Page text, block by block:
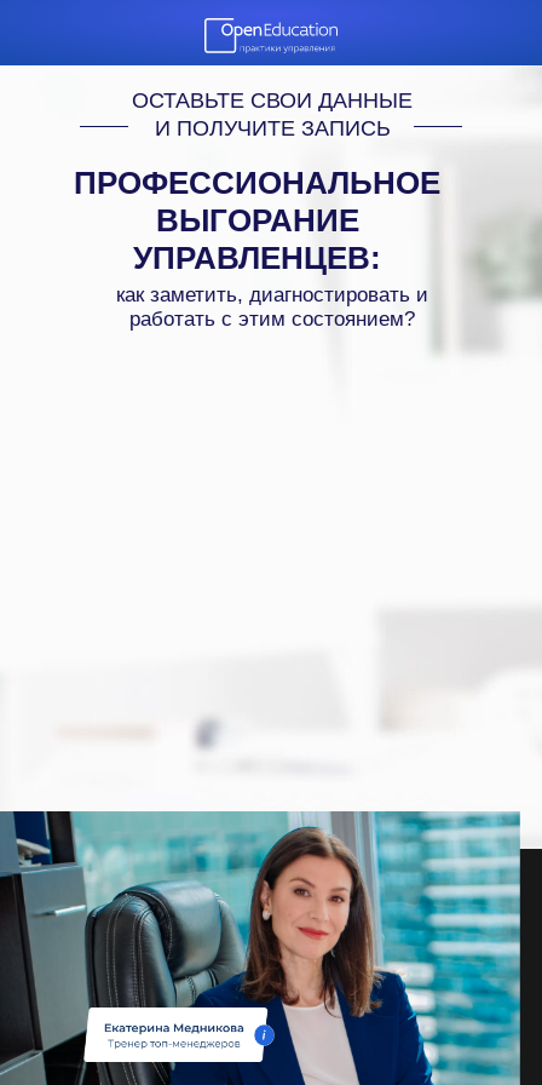
И ПОЛУЧИТЕ ЗАПИСЬ
ПРОФЕССИОНАЛЬНОЕ
ВЫГОРАНИЕ
УПРАВЛЕНЦЕВ:
ОСТАВЬТЕ СВОИ ДАННЫЕ
как заметить, диагностировать и
работать с этим состоянием?